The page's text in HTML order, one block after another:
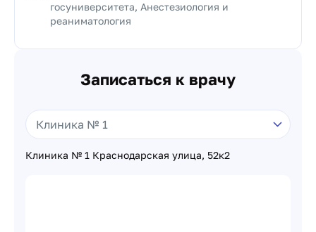
госуниверситета, Анестезиология и
реаниматология
Записаться к врачу
Клиника № 1 Краснодарская улица, 52к2